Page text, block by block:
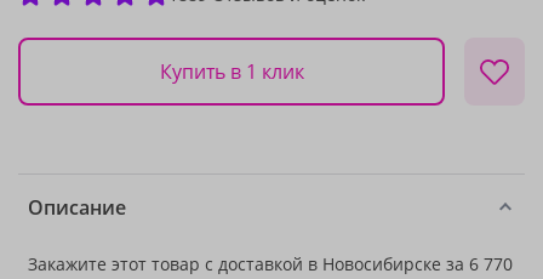
Купить в 1 клик
Описание
Закажите этот товар с доставкой в Новосибирске за 6 770